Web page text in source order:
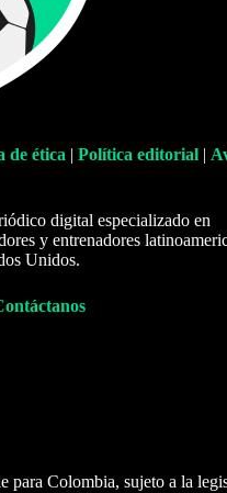
de ética | Política editorial |
digital especializado en
y entrenadores
Unidos.
para Colombia, sujeto a la